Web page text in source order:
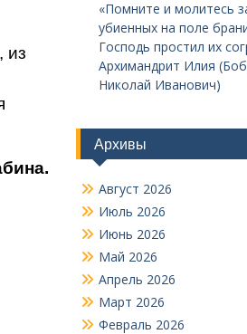
из
«Помните и молитесь
убиенных на поле
Господь простил их
Архимандрит Илия
Николай Иванович)
Архивы
Август 2026
Июль 2026
Июнь 2026
Май 2026
Апрель 2026
Март 2026
Февраль 2026